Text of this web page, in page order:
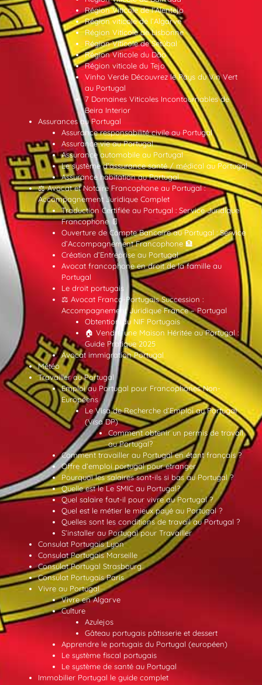
Région Viticole de l’Alentejo
Région viticole de l’Algarve
Région Viticole de Lisbonne
Région Viticole de Setúbal
Région Viticole du Dão
Région viticole du Tejo
Vinho Verde Découvrez le Pays du Vin Vert
au Portugal
7 Domaines Viticoles Incontournables de
Beira Interior
Assurances au Portugal
Assurance responsabilité civile au Portugal
Assurance vie au Portugal
Assurance automobile au Portugal
Le système d’assurance santé / médical au Portugal
Assurance habitation au Portugal
⚖️ Avocat et Notaire Francophone au Portugal :
Accompagnement Juridique Complet
Traduction Certifiée au Portugal : Service Juridique
Francophone 📄
Ouverture de Compte Bancaire au Portugal : Service
d’Accompagnement Francophone 🏦
Création d’Entreprise au Portugal
Avocat francophone en droit de la famille au
Portugal
Le droit portugais
⚖️ Avocat Franco-Portugais Succession :
Accompagnement Juridique France – Portugal
Obtention du NIF Portugais
🏠 Vendre une Maison Héritée au Portugal :
Guide Pratique 2025
Avocat immigration Portugal
Météo
Travailler au Portugal
Emploi au Portugal pour Francophones Non-
Européens
Le Visa de Recherche d’Emploi au Portugal
(Visa DP)
Comment obtenir un permis de travail
au Portugal?
Comment travailler au Portugal en étant français ?
Offre d’emploi portugal pour etranger
Pourquoi les salaires sont-ils si bas au Portugal ?
Quelle est le Le SMIC au Portugal?
Quel salaire faut-il pour vivre au Portugal ?
Quel est le métier le mieux payé au Portugal ?
Quelles sont les conditions de travail au Portugal ?
S’installer au Portugal pour Travailler
Consulat Portugais Lyon
Consulat Portugais Marseille
Consulat Portugal Strasbourg
Consulat Portugais Paris
Vivre au Portugal
Vivre en Algarve
Culture
Azulejos
Gâteau portugais pâtisserie et dessert
Apprendre le portugais du Portugal (européen)
Le système fiscal portugais
Le système de santé au Portugal
Immobilier Portugal le guide complet